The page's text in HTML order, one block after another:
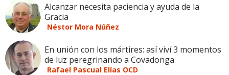
Alcanzar necesita paciencia y ayuda de la
Gracia
Néstor Mora Núñez
En unión con los mártires: así viví 3 momentos
de luz peregrinando a Covadonga
Rafael Pascual Elías OCD